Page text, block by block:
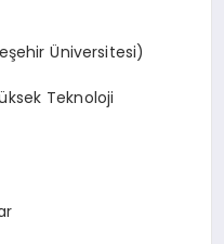
Üniversitesi)
Teknoloji